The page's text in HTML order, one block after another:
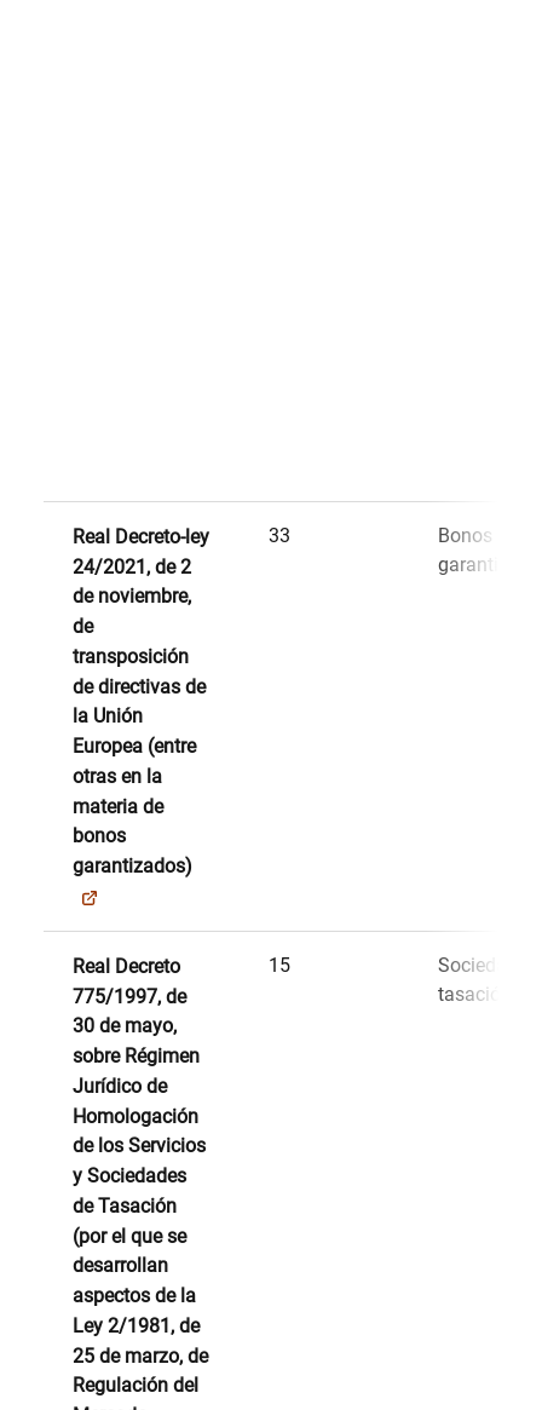
Real Decreto-ley
24/2021, de 2
de noviembre,
de
transposición
de directivas de
la Unión
Europea (entre
otras en la
materia de
bonos
garantizados)
33
Bonos
Real Decreto
775/1997, de
30 de mayo,
sobre Régimen
Jurídico de
Homologación
de los Servicios
y Sociedades
de Tasación
(por el que se
desarrollan
aspectos de la
Ley 2/1981, de
25 de marzo, de
Regulación del
15
Sociedades
tasación